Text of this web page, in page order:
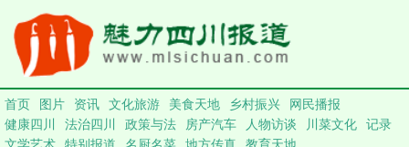
首页 图片 资讯 文化旅游 美食天地 乡村振兴
网民播报
健康四川
法治四川 政策与法 房产汽车 人物访谈 川菜文化
记录